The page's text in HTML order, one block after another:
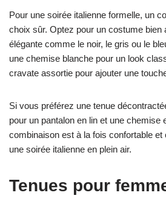
Pour une soirée italienne formelle, un
choix sûr. Optez pour un costume bien
élégante comme le noir, le gris ou le
une chemise blanche pour un look
cravate assortie pour ajouter une
Si vous préférez une tenue
pour un pantalon en lin et une chemise
combinaison est à la fois confortable et
une soirée italienne en plein air.
Tenues pour